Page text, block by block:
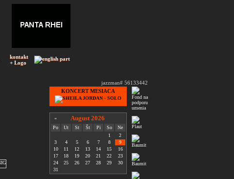
kontakt
+ Logo
jazzman# 56133442
KONCERT MESIACA
« August 2026
Po Ut St Št Pi So
Ne
1
2
3
4 5 6 7 8
9
10
11 12 13 14 15
16
17
18 19 20 21 22
23
24
25 26 27 28 29
30
31